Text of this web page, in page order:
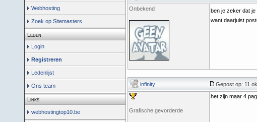
Webhosting
Zoek op Sitemasters
Leden
Login
Registreren
Ledenlijst
Ons team
Links
webhostingtop10.be
Onbekend
ben je zeker dat
want daarjuist
infinity Gepost op: 11
Grafische gevorderde
het zijn maar 4